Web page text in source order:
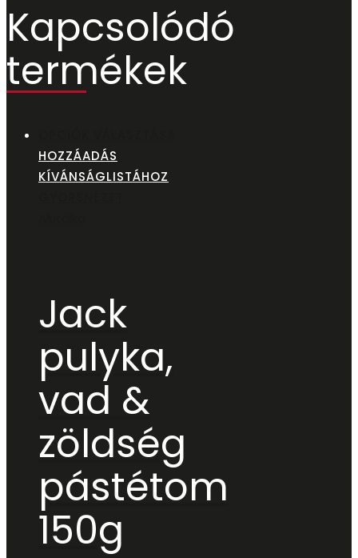
Kapcsolódó
termékek
HOZZÁADÁS
KÍVÁNSÁGLISTÁHOZ
Jack
pulyka,
vad &
zöldség
pástétom
150g